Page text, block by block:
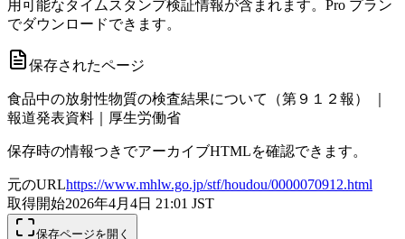
用可能なタイムスタンプ検証情報が含まれます。Pro プラン
でダウンロードできます。
保存されたページ
食品中の放射性物質の検査結果について（第９１２報） ｜
報道発表資料｜厚生労働省
保存時の情報つきでアーカイブHTMLを確認できます。
元のURLhttps://www.mhlw.go.jp/stf/houdou/0000070912.html
取得開始2026年4月4日 21:01 JST
保存ページを開く